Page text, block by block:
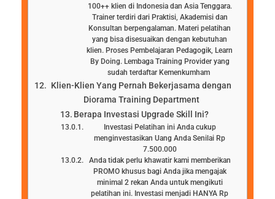
100++ klien di Indonesia dan Asia Tenggara.
Trainer terdiri dari Praktisi, Akademisi dan
Konsultan berpengalaman. Materi pelatihan
yang bisa disesuaikan dengan kebutuhan
klien. Proses Pembelajaran Pedagogik, Learn
By Doing. Lembaga Training Provider yang
sudah terdaftar Kemenkumham
Klien-Klien Yang Pernah Bekerjasama dengan
Diorama Training Department
Berapa Investasi Upgrade Skill Ini?
Investasi Pelatihan ini Anda cukup
menginvestasikan Uang Anda Senilai Rp
7.500.000
Anda tidak perlu khawatir kami memberikan
PROMO khusus bagi Anda jika mengajak
minimal 2 rekan Anda untuk mengikuti
pelatihan ini. Investasi menjadi HANYA Rp